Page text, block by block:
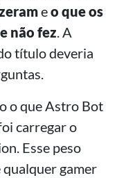
eo que os
não fez. A
título deveria
o que Astro Bot
carregar o
Esse peso
gamer